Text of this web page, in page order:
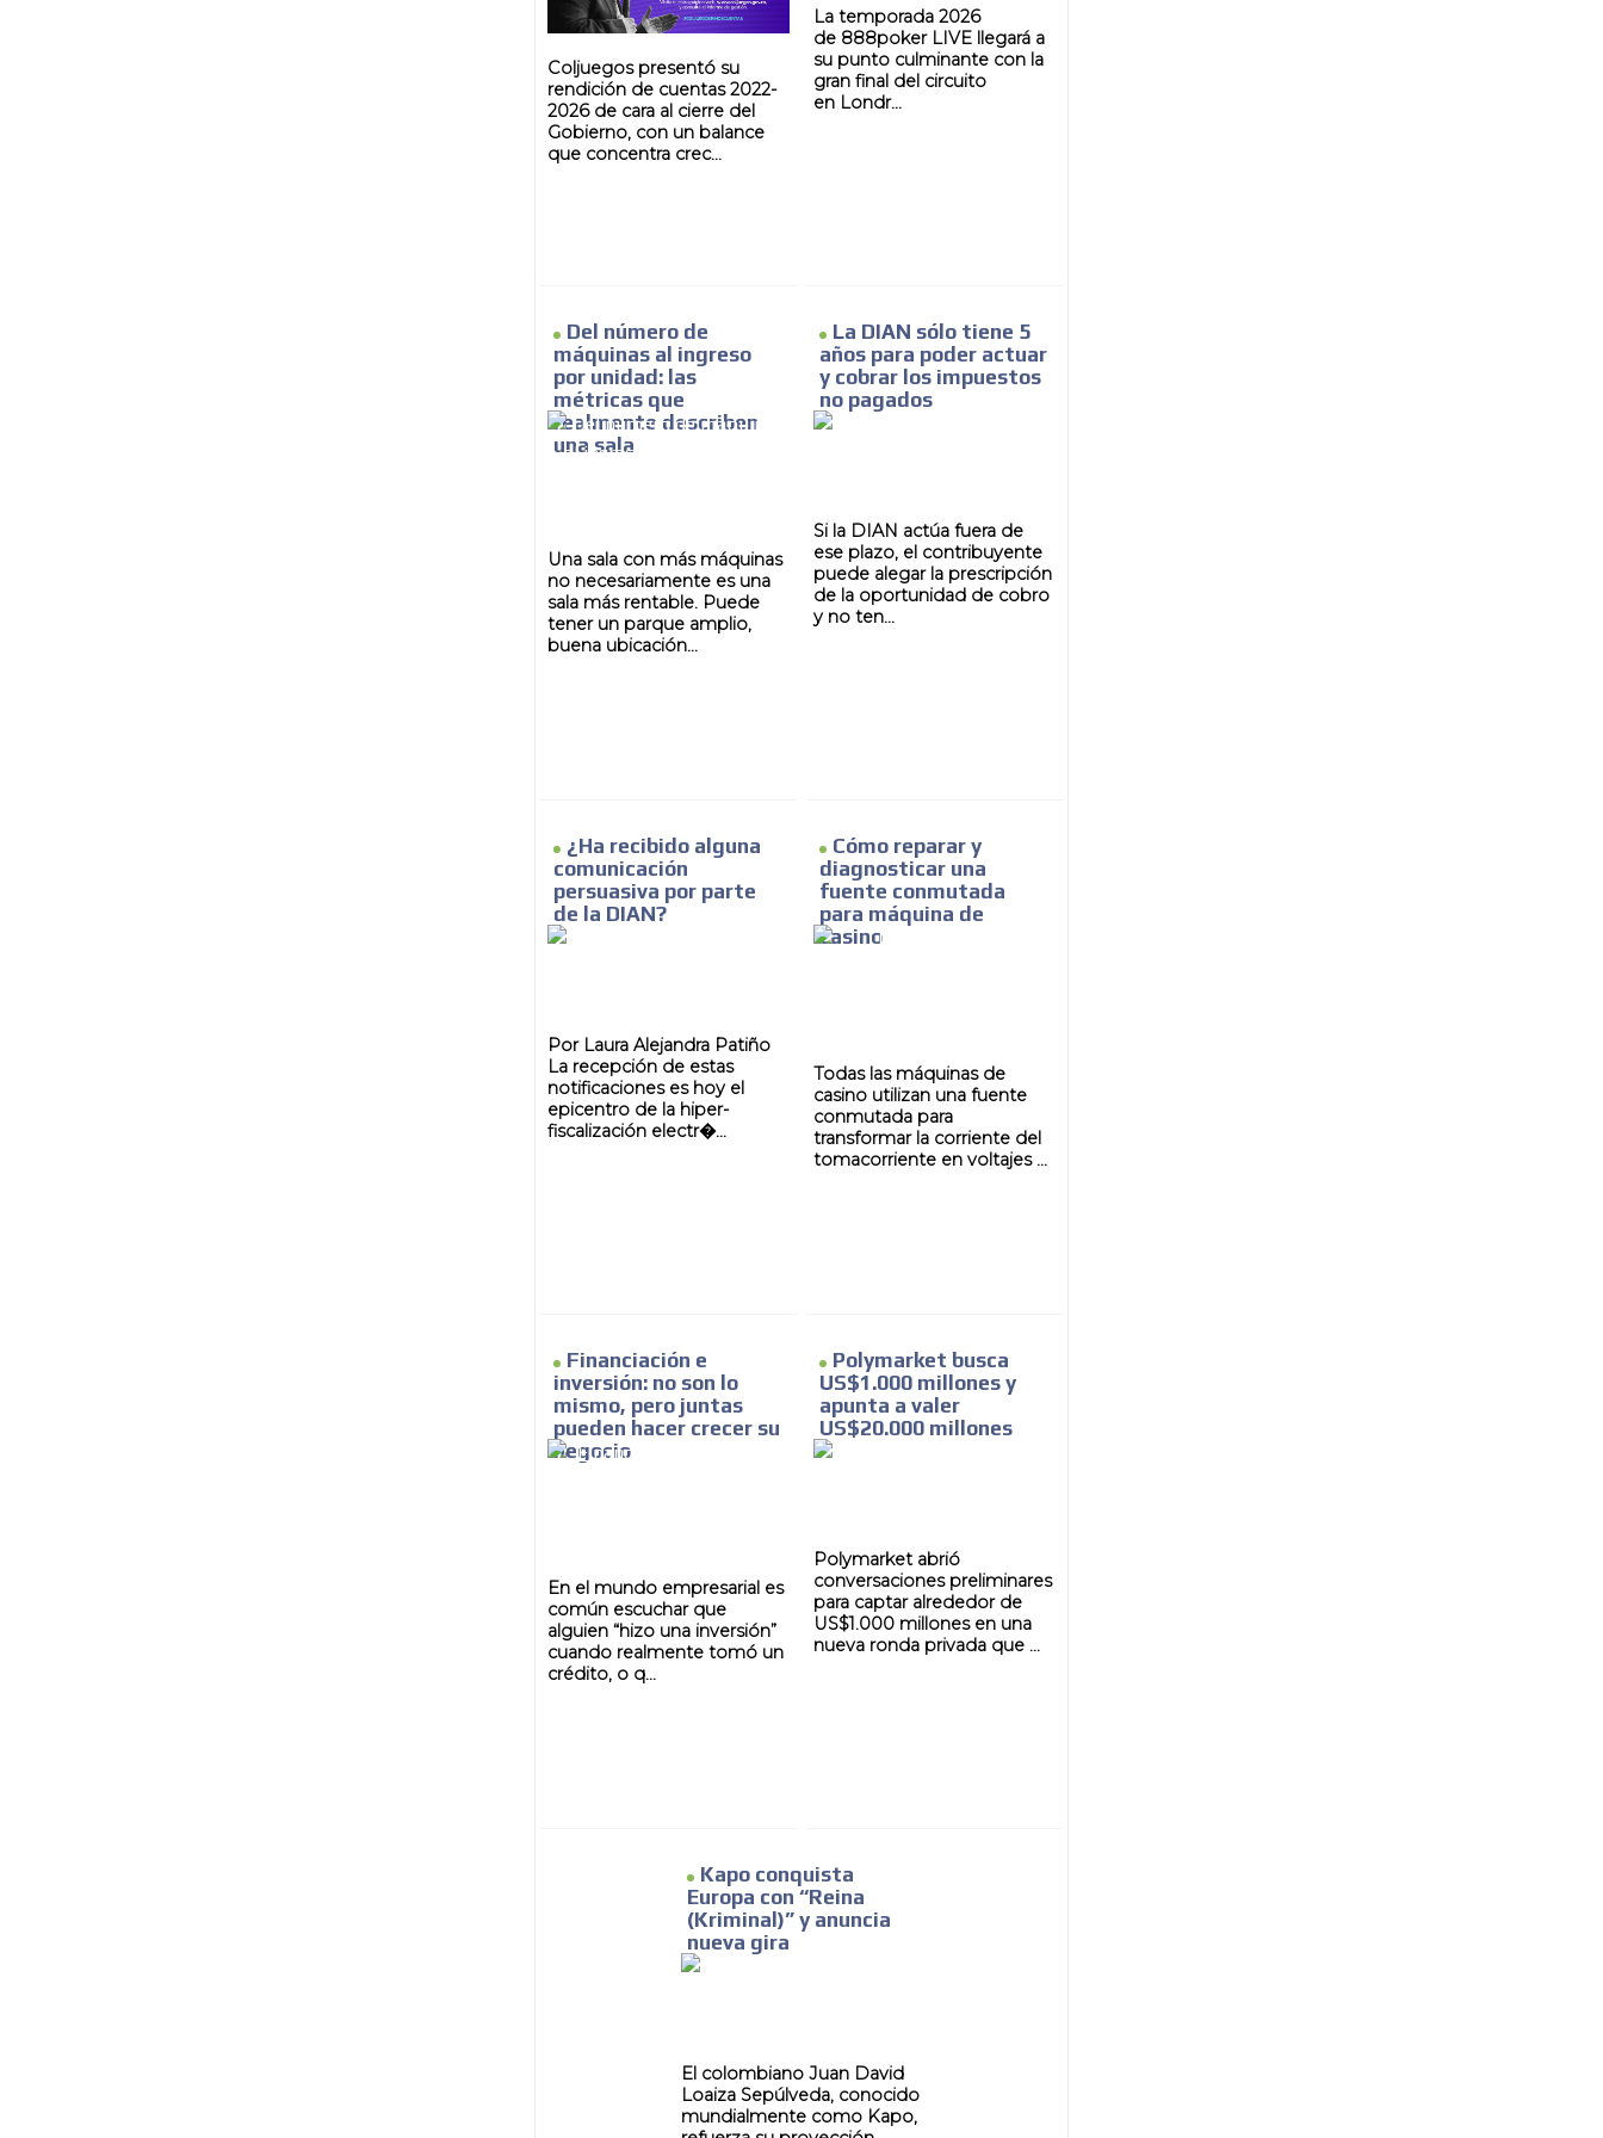
Coljuegos presentó su
rendición de cuentas 2022-
2026 de cara al cierre del
Gobierno, con un balance
que concentra crec...
La temporada 2026
de 888poker LIVE llegará a
su punto culminante con la
gran final del circuito
en Londr...
Del número de
máquinas al ingreso
por unidad: las
métricas que
realmente describen
una sala
Una sala con más máquinas
no necesariamente es una
sala más rentable. Puede
tener un parque amplio,
buena ubicación...
La DIAN sólo tiene 5
años para poder actuar
y cobrar los impuestos
no pagados
Si la DIAN actúa fuera de
ese plazo, el contribuyente
puede alegar la prescripción
de la oportunidad de cobro
y no ten...
¿Ha recibido alguna
comunicación
persuasiva por parte
de la DIAN?
Por Laura Alejandra Patiño
La recepción de estas
notificaciones es hoy el
epicentro de la hiper-
fiscalización electr�...
Cómo reparar y
diagnosticar una
fuente conmutada
para máquina de
casino
Todas las máquinas de
casino utilizan una fuente
conmutada para
transformar la corriente del
tomacorriente en voltajes ...
Financiación e
inversión: no son lo
mismo, pero juntas
pueden hacer crecer su
negocio
En el mundo empresarial es
común escuchar que
alguien “hizo una inversión”
cuando realmente tomó un
crédito, o q...
Polymarket busca
US$1.000 millones y
apunta a valer
US$20.000 millones
Polymarket abrió
conversaciones preliminares
para captar alrededor de
US$1.000 millones en una
nueva ronda privada que ...
Kapo conquista
Europa con “Reina
(Kriminal)” y anuncia
nueva gira
El colombiano Juan David
Loaiza Sepúlveda, conocido
mundialmente como Kapo,